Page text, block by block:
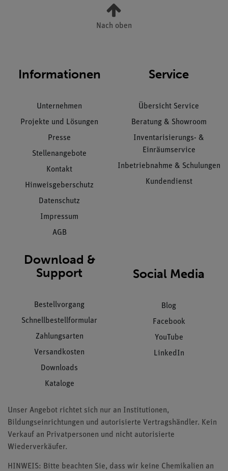
Nach oben
Informationen
Unternehmen
Projekte und Lösungen
Presse
Stellenangebote
Kontakt
Hinweisgeberschutz
Datenschutz
Impressum
AGB
Service
Übersicht Service
Beratung & Showroom
Inventarisierungs- &
Einräumservice
Inbetriebnahme & Schulungen
Kundendienst
Download &
Support
Bestellvorgang
Schnellbestellformular
Zahlungsarten
Versandkosten
Downloads
Kataloge
Social Media
Blog
Facebook
YouTube
LinkedIn
Unser Angebot richtet sich nur an Institutionen,
Bildungseinrichtungen und autorisierte Vertragshändler. Kein
Verkauf an Privatpersonen und nicht autorisierte
Wiederverkäufer.
HINWEIS: Bitte beachten Sie, dass wir keine Chemikalien an